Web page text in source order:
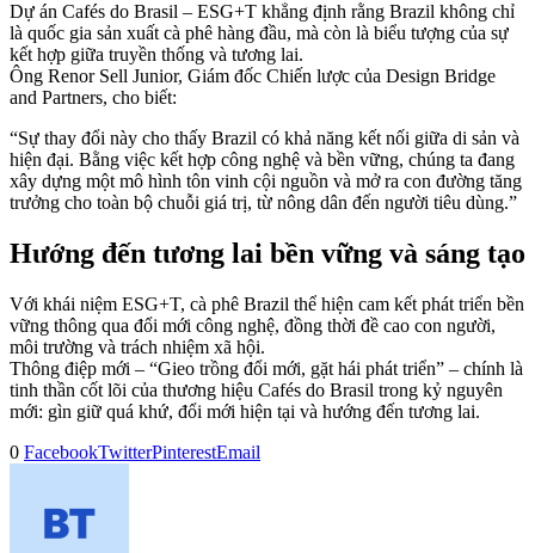
Dự án Cafés do Brasil – ESG+T khẳng định rằng Brazil không chỉ
là quốc gia sản xuất cà phê hàng đầu, mà còn là biểu tượng của sự
kết hợp giữa truyền thống và tương lai.
Ông Renor Sell Junior, Giám đốc Chiến lược của Design Bridge
and Partners, cho biết:
“Sự thay đổi này cho thấy Brazil có khả năng kết nối giữa di sản và
hiện đại. Bằng việc kết hợp công nghệ và bền vững, chúng ta đang
xây dựng một mô hình tôn vinh cội nguồn và mở ra con đường tăng
trưởng cho toàn bộ chuỗi giá trị, từ nông dân đến người tiêu dùng.”
Hướng đến tương lai bền vững và sáng tạo
Với khái niệm ESG+T, cà phê Brazil thể hiện cam kết phát triển bền
vững thông qua đổi mới công nghệ, đồng thời đề cao con người,
môi trường và trách nhiệm xã hội.
Thông điệp mới – “Gieo trồng đổi mới, gặt hái phát triển” – chính là
tinh thần cốt lõi của thương hiệu Cafés do Brasil trong kỷ nguyên
mới: gìn giữ quá khứ, đổi mới hiện tại và hướng đến tương lai.
0 FacebookTwitterPinterestEmail